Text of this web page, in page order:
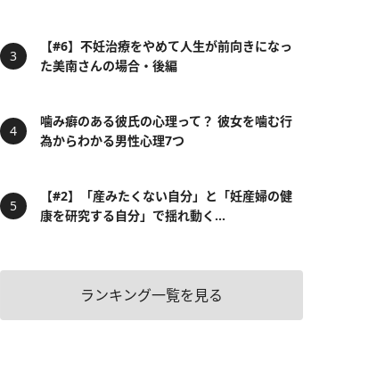
【#6】不妊治療をやめて人生が前向きになっ
た美南さんの場合・後編
噛み癖のある彼氏の心理って？ 彼女を噛む行
為からわかる男性心理7つ
【#2】「産みたくない自分」と「妊産婦の健
康を研究する自分」で揺れ動く...
ランキング一覧を見る